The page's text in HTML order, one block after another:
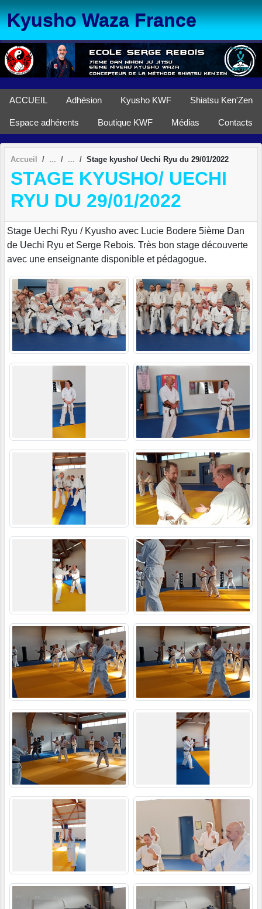
Kyusho Waza France
ACCUEIL Adhésion Kyusho KWF Shiatsu Ken'Zen
Espace adhérents Boutique KWF Médias Contacts
Accueil Stage kyusho/ Uechi Ryu du 29/01/2022
STAGE KYUSHO/ UECHI
RYU DU 29/01/2022
Stage Uechi Ryu / Kyusho avec Lucie Bodere 5ième Dan
de Uechi Ryu et Serge Rebois. Très bon stage découverte
avec une enseignante disponible et pédagogue.